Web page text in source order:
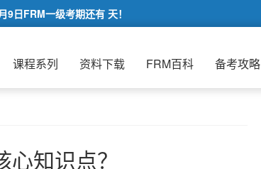
9日FRM一级考期还有 天！
课程系列 资料下载 FRM百科 备考攻略
知识点？